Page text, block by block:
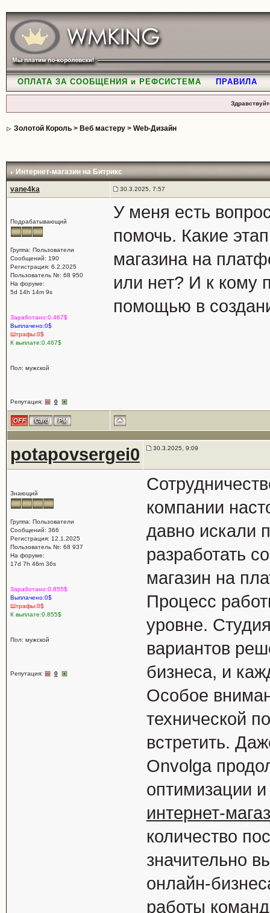
ОПЛАТА ЗА СООБЩЕНИЯ и РЕФСИСТЕМА ПРАВИЛА
Золотой Король> Веб мастеру> Web-Дизайн
Интернет-магазин на Битрикс
vane4ka 30.3.2025, 7:57
Подрабатывающий
Группа: Пользователи
Сообщений: 190
Регистрация: 6.2.2025
Пользователь №: 68 950
На форуме:
5d 14h 14m 9s
Заработано:0.467$
Выплачено:0$
Штрафы:0$
К выплате:0.467$
Пол: мужской
Репутация: 0
У меня есть
помочь. Какие
магазина на
или нет? И к кому
помощью в
potapovsergei0 30.3.2025, 9:09
Знающий
Группа: Пользователи
Сообщений: 366
Регистрация: 12.1.2025
Пользователь №: 68 937
На форуме:
17d 7h 46m 36s
Заработано:0.855$
Выплачено:0$
Штрафы:0$
К выплате:0.855$
Пол: мужской
Репутация: 0
компании
давно искали
разработать
магазин на
Процесс
уровне.
вариантов
бизнеса, и
Особое
технической
встретить.
Onvolga
оптимизации
интернет-
количество
значительно
онлайн-
работы